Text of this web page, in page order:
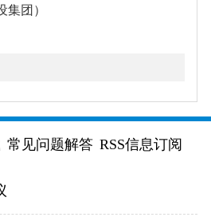
集团）
常见问题解答 RSS信息订阅